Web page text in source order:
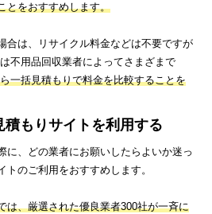
とをおすすめします。
合は、リサイクル料金などは不要ですが
不用品回収業者によってさまざまで
一括見積もりで料金を比較することを
もりサイトを利用する
に、どの業者にお願いしたらよいか迷っ
のご利用をおすすめします。
は、厳選された優良業者300社が一斉に